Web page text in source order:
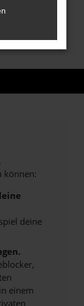
sofortige
können:
deine
einem